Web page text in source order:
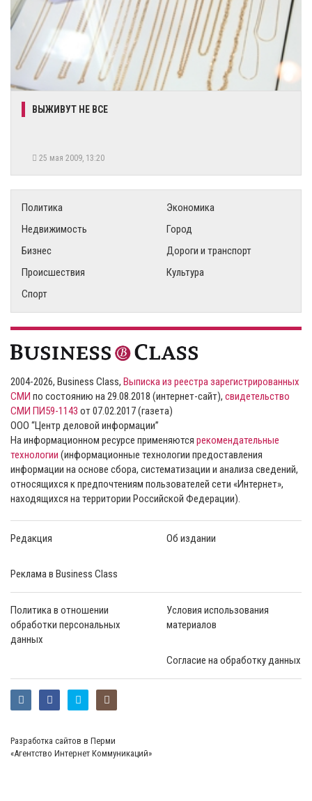
ВЫЖИВУТ НЕ ВСЕ
25 мая 2009, 13:20
Политика
Экономика
Недвижимость
Город
Бизнес
Дороги и транспорт
Происшествия
Культура
Спорт
2004-2026, Business Class, Выписка из реестра зарегистрированных
СМИ по состоянию на 29.08.2018 (интернет-сайт), свидетельство
СМИ ПИ59-1143 от 07.02.2017 (газета)
ООО “Центр деловой информации”
На информационном ресурсе применяются рекомендательные
технологии (информационные технологии предоставления
информации на основе сбора, систематизации и анализа сведений,
относящихся к предпочтениям пользователей сети «Интернет»,
находящихся на территории Российской Федерации).
Редакция Об издании
Реклама в Business Class
Политика в отношении
обработки персональных
данных
Условия использования
материалов
Согласие на обработку данных
Разработка сайтов в Перми
«Агентство Интернет Коммуникаций»